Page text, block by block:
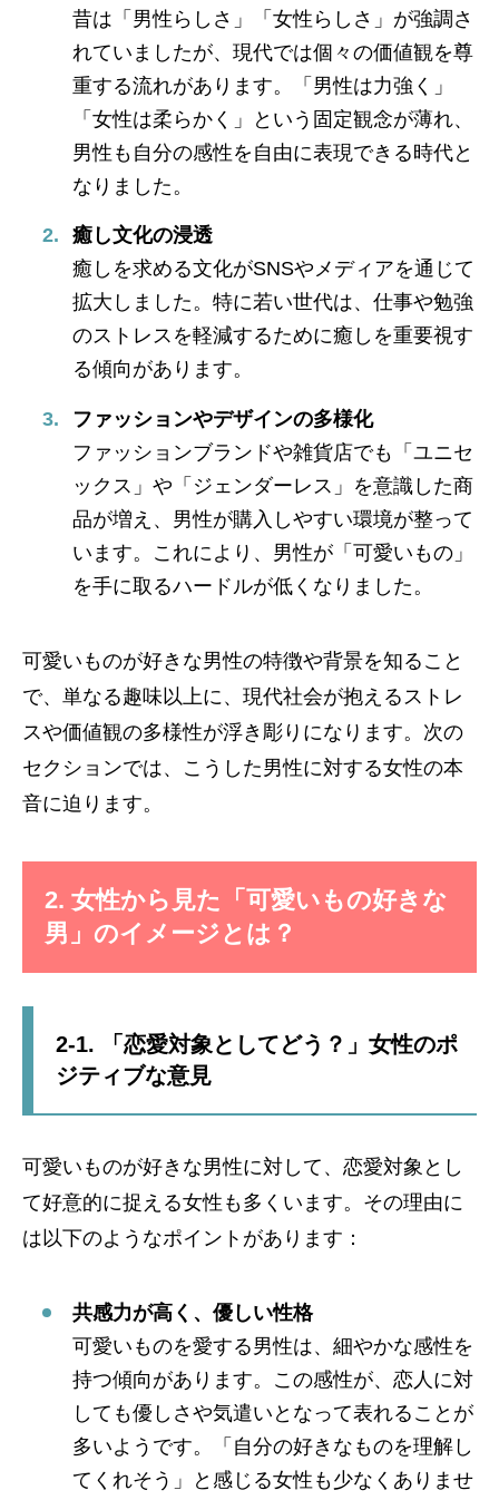
昔は「男性らしさ」「女性らしさ」が強調さ
れていましたが、現代では個々の価値観を尊
重する流れがあります。「男性は力強く」
「女性は柔らかく」という固定観念が薄れ、
男性も自分の感性を自由に表現できる時代と
なりました。
癒し文化の浸透
癒しを求める文化がSNSやメディアを通じて
拡大しました。特に若い世代は、仕事や勉強
のストレスを軽減するために癒しを重要視す
る傾向があります。
ファッションやデザインの多様化
ファッションブランドや雑貨店でも「ユニセ
ックス」や「ジェンダーレス」を意識した商
品が増え、男性が購入しやすい環境が整って
います。これにより、男性が「可愛いもの」
を手に取るハードルが低くなりました。
可愛いものが好きな男性の特徴や背景を知ること
で、単なる趣味以上に、現代社会が抱えるストレ
スや価値観の多様性が浮き彫りになります。次の
セクションでは、こうした男性に対する女性の本
音に迫ります。
2. 女性から見た「可愛いもの好きな
男」のイメージとは？
2-1. 「恋愛対象としてどう？」女性のポ
ジティブな意見
可愛いものが好きな男性に対して、恋愛対象とし
て好意的に捉える女性も多くいます。その理由に
は以下のようなポイントがあります：
共感力が高く、優しい性格
可愛いものを愛する男性は、細やかな感性を
持つ傾向があります。この感性が、恋人に対
しても優しさや気遣いとなって表れることが
多いようです。「自分の好きなものを理解し
てくれそう」と感じる女性も少なくありませ